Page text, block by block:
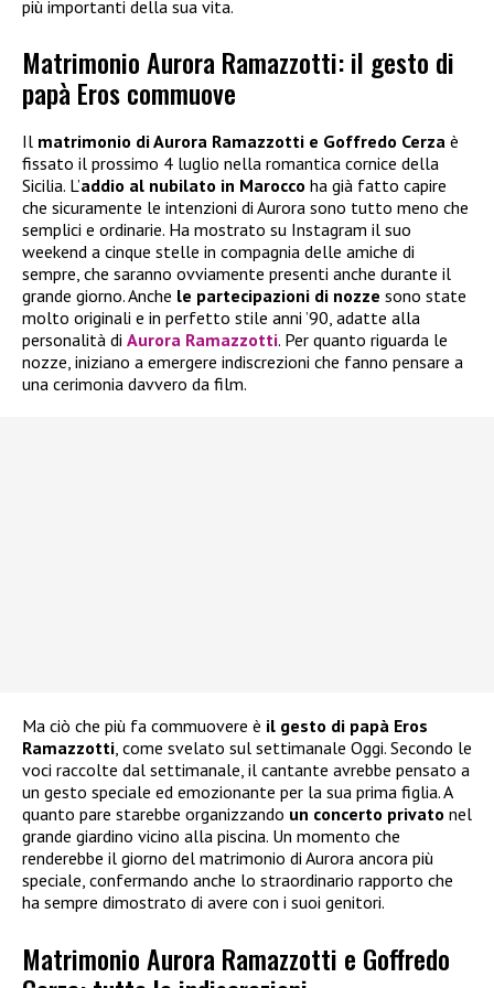
più importanti della sua vita.
Matrimonio Aurora Ramazzotti: il gesto di
papà Eros commuove
Il matrimonio di Aurora Ramazzotti e Goffredo Cerza è
fissato il prossimo 4 luglio nella romantica cornice della
Sicilia. L’addio al nubilato in Marocco ha già fatto capire
che sicuramente le intenzioni di Aurora sono tutto meno che
semplici e ordinarie. Ha mostrato su Instagram il suo
weekend a cinque stelle in compagnia delle amiche di
sempre, che saranno ovviamente presenti anche durante il
grande giorno. Anche le partecipazioni di nozze sono state
molto originali e in perfetto stile anni ’90, adatte alla
personalità di Aurora Ramazzotti. Per quanto riguarda le
nozze, iniziano a emergere indiscrezioni che fanno pensare a
una cerimonia davvero da film.
Ma ciò che più fa commuovere è il gesto di papà Eros
Ramazzotti, come svelato sul settimanale Oggi. Secondo le
voci raccolte dal settimanale, il cantante avrebbe pensato a
un gesto speciale ed emozionante per la sua prima figlia. A
quanto pare starebbe organizzando un concerto privato nel
grande giardino vicino alla piscina. Un momento che
renderebbe il giorno del matrimonio di Aurora ancora più
speciale, confermando anche lo straordinario rapporto che
ha sempre dimostrato di avere con i suoi genitori.
Matrimonio Aurora Ramazzotti e Goffredo